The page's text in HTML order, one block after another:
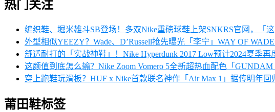
热门关注
编织鞋、堀米雄斗SB登场！多双Nike重磅球鞋上架SNKRS官网，「
外型相似YEEZY？Wade、D’Russell抢先曝光「李宁」WAY OF
舒适耐打的「实战神鞋」！Nike Hyperdunk 2017 Low预计2024夏季再
这颜值到底怎么输？Nike Zoom Vomero 5全新超热血配色「GUNDAM
穿上跑鞋玩滑板？HUF x Nike首款联名神作「Air Max 1」据传明年回
莆田鞋标签